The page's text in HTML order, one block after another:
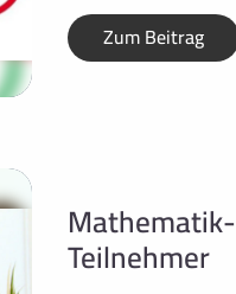
Zum Beitrag
Teilnehmer